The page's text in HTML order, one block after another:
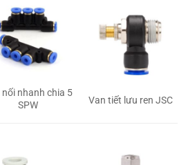
nhanh chia 5
SPW
Van tiết lưu ren JSC